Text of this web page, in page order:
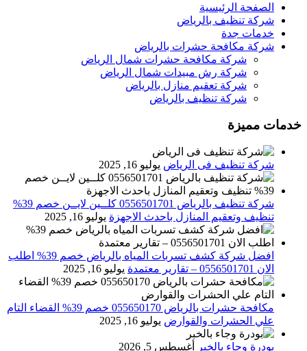
الصفحة الرئيسية
شركة تنظيف بالرياض
خدمات جدة
شركة مكافحة حشرات بالرياض
شركة مكافحة حشرات شمال الرياض
شركة رش مبيدات شمال الرياض
شركة تعقيم منازل بالرياض
شركة تنظيف بالرياض
خدمات مميزة
شركة تنظيف فى الرياض يوليو 16, 2025
شركة تنظيف بالرياض 0556501701 كلــين لايــن خصم 39%
تنظيف وتعقيم المنازل باحدث الاجهزة يوليو 16, 2025
افضل شركة كشف تسربات المياه بالرياض خصم 39% اطلب
الان 0556501701‬‏ – تقارير معتمدة
يوليو 16, 2025
مكافحة حشرات بالرياض 055650170 خصم 39% القضاء التام
علي الحشرات والقوارض يوليو 16, 2025
بودرة وجاء بالخبر أغسطس 5, 2026